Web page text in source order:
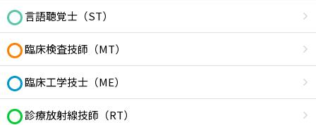
言語聴覚士（ST）
臨床検査技師（MT）
臨床工学技士（ME）
診療放射線技師（RT）